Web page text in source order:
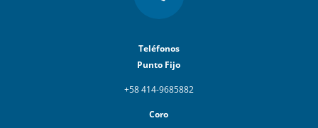
Teléfonos
Punto Fijo
+58 414-9685882
Coro